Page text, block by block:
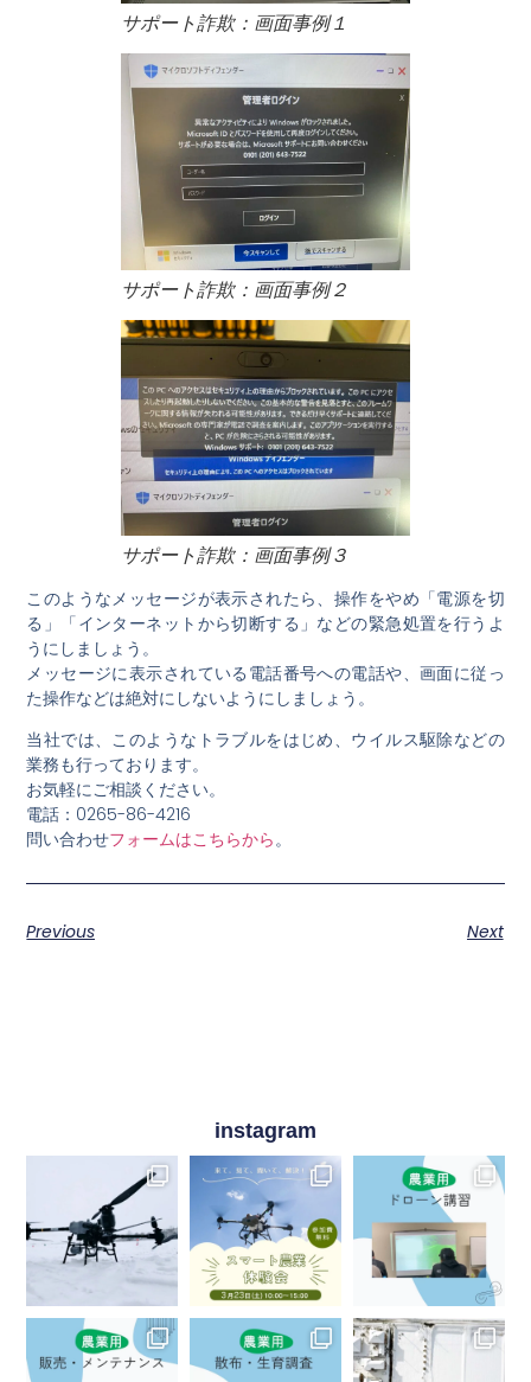
サポート詐欺：画面事例１
サポート詐欺：画面事例２
サポート詐欺：画面事例３
このようなメッセージが表示されたら、操作をやめ「電源を切
る」「インターネットから切断する」などの緊急処置を行うよ
うにしましょう。
メッセージに表示されている 電話番号への電話や、画面に従っ
た操作などは絶対にしないように しましょう。
当社では、このようなトラブルをはじめ、ウイルス駆除などの
業務も行っております。
お気軽にご相談ください。
電話：0265-86-4216
問い合わせフォームはこちらから。
Previous Next
instagram